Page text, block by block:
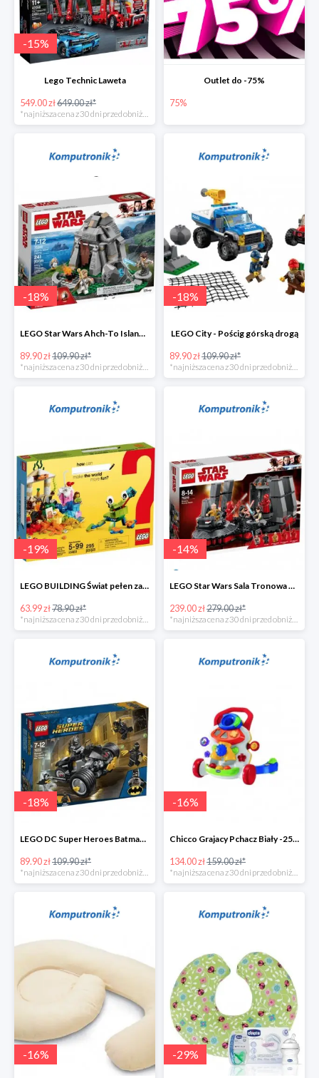
-15%
Lego Technic Laweta
549.00 zł649.00 zł*
*najniższa cena z 30 dni przed obniżką
Outlet do -75%
75%
-18%
LEGO Star Wars Ahch-To Island Training
89.90 zł109.90 zł*
-18%
LEGO City - Pościg górską drogą
89.90 zł109.90 zł*
-19%
LEGO BUILDING Świat pełen zabawy
63.99 zł78.90 zł*
*najniższa cena z 30 dni przed obniżką
-14%
LEGO Star Wars Sala Tronowa Snoke'a -39%
239.00 zł279.00 zł*
*najniższa cena z 30 dni przed obniżką
-18%
LEGO DC Super Heroes Batman: atak Szponów -20zł
89.90 zł109.90 zł*
-16%
Chicco Grajacy Pchacz Biały -25zł
134.00 zł159.00 zł*
-16% -29%